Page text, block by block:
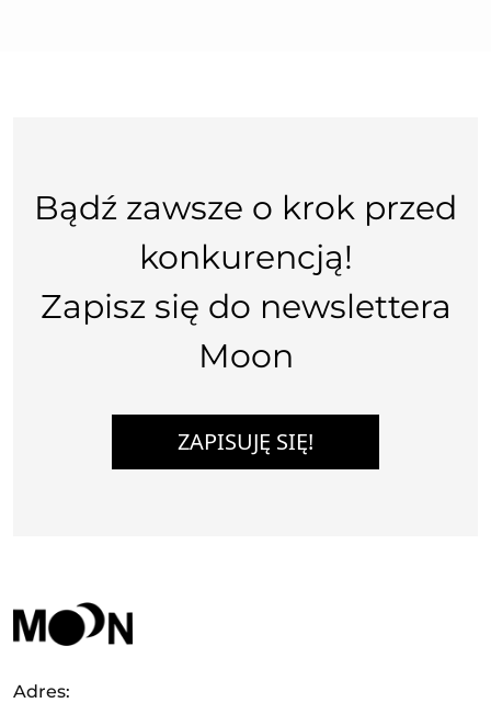
Bądź zawsze o krok przed
konkurencją!
Zapisz się do newslettera
Moon
ZAPISUJĘ SIĘ!
Adres: